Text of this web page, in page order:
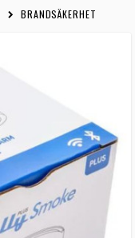
BRANDSÄKERHET